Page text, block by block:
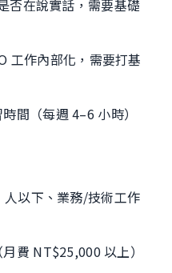
否在說實話，需要基礎
工作內部化，需要打基
間（每週 4–6 小時）
以下、業務/技術工作
費 NT$25,000 以上）